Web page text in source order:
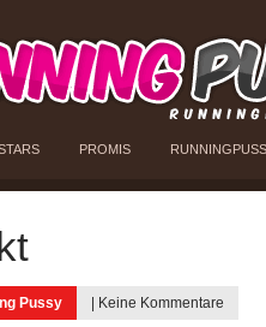
PROMIS
Pussy Keine Kommentare